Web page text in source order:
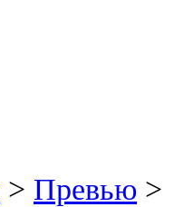
> Превью >